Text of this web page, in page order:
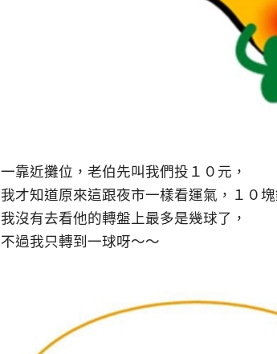
一靠近攤位，老伯先叫我們投１０元，
我才知道原來這跟夜市一樣看運氣，１０
我沒有去看他的轉盤上最多是幾球了，
不過我只轉到一球呀～～